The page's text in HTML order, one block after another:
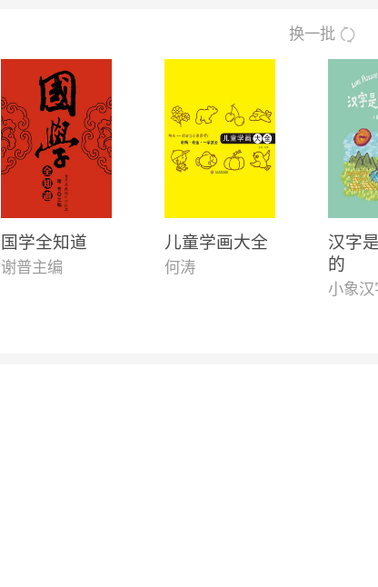
换一批
国学全知道
谢普主编
儿童学画大全
何涛
汉字
的
小象汉